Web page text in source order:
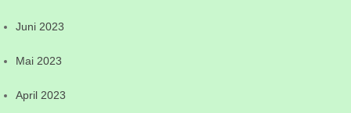
Juni 2023
Mai 2023
April 2023